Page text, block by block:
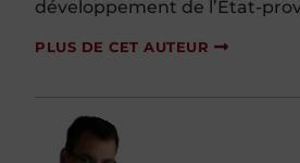
développement de l’État-
PLUS DE CET AUTEUR